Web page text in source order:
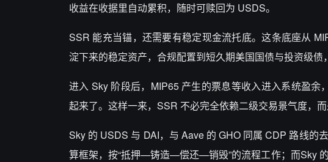
收益在收据里自动累积，随时可赎回为 USDS。
SSR 能充当锚，还需要有稳定现金流托底。这条底座从
淀下来的稳定资产，合规配置到短久期美国国债与投资级债
进入 Sky 阶段后， MIP65 产生的票息等收入进入系统盈余
起来了。这样一来，SSR 不必完全依赖二级交易景气度，
Sky 的 USDS 与 DAI，与 Aave 的 GHO 同属 CDP 路线的
算框架，按“抵押—铸造—偿还—销毁”的流程工作；而Sky